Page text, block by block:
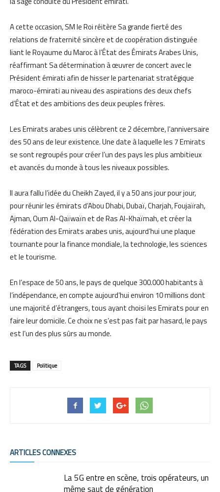
A cette occasion, SM le Roi réitère Sa grande fierté des
relations de fraternité sincère et de coopération distinguée
liant le Royaume du Maroc à l’État des Émirats Arabes Unis,
réaffirmant Sa détermination à œuvrer de concert avec le
Président émirati afin de hisser le partenariat stratégique
maroco-émirati au niveau des aspirations des deux chefs
d’État et des ambitions des deux peuples frères.
Les Emirats arabes unis célèbrent ce 2 décembre, l’anniversaire
des 50 ans de leur existence. Une date à laquelle les 7 Emirats
se sont regroupés pour créer l’un des pays les plus ambitieux
et avancés du monde à tous les niveaux possibles.
Il aura fallu l’idée du Cheikh Zayed, il y a 50 ans jour pour jour,
pour réunir les émirats d’Abou Dhabi, Dubaï, Charjah, Foujaïrah,
Ajman, Oum Al-Qaïwaïn et de Ras Al-Khaïmah, et créer la
fédération des Emirats arabes unis, aujourd’hui une plaque
tournante pour la finance mondiale, la technologie, les sciences
et le tourisme.
En l’espace de 50 ans, le pays de quelque 300.000 habitants à
l’indépendance, en compte aujourd’hui environ 10 millions dont
une majorité d’étrangers, tous ayant choisi les Emirats pour en
faire leur domicile. Ce choix ne s’est pas fait par hasard, le pays
est l’un des plus sûrs au monde.
TAGS Politique
ARTICLES CONNEXES
La 5G entre en scène, trois opérateurs, un
même saut de génération